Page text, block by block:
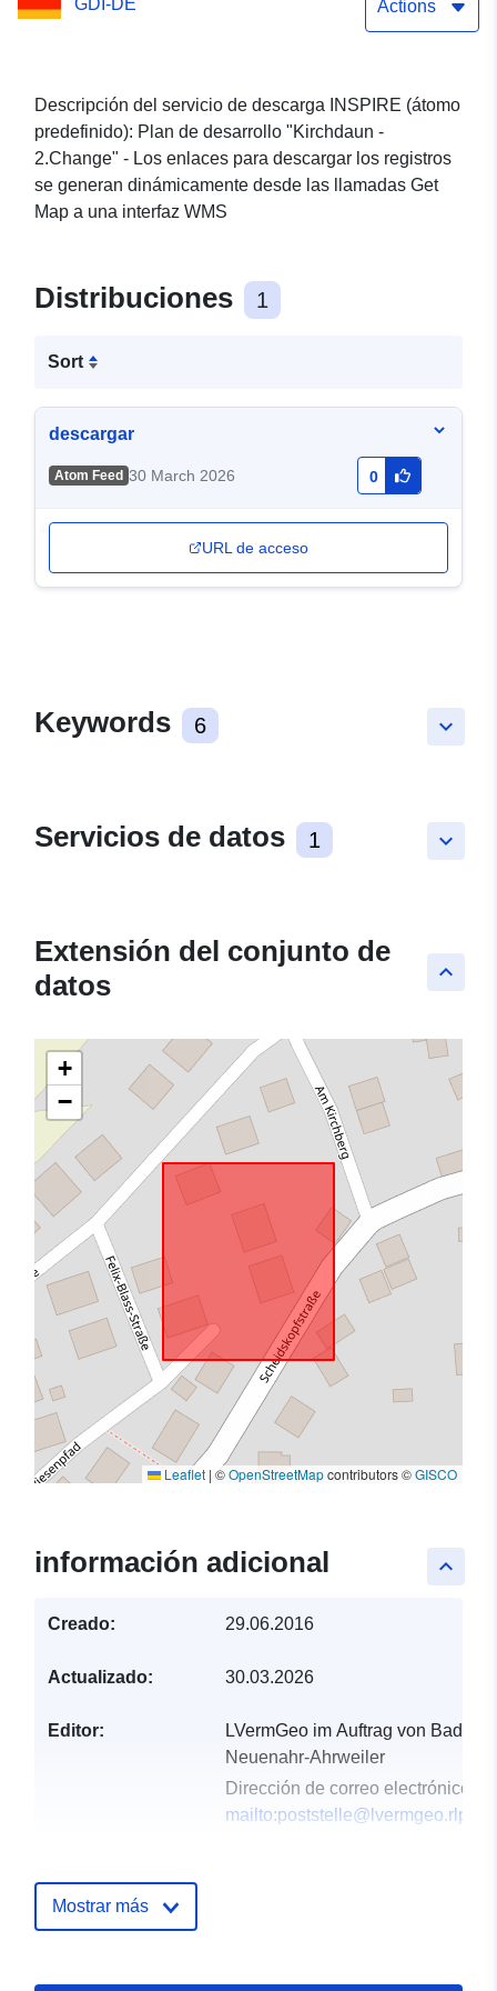
Actions
Descripción del servicio de descarga INSPIRE (átomo
predefinido): Plan de desarrollo "Kirchdaun -
2.Change" - Los enlaces para descargar los registros
se generan dinámicamente desde las llamadas Get
Map a una interfaz WMS
Distribuciones 1
Sort
descargar
Atom Feed 30 March 2026 0
URL de acceso
keyboard_arrow_down
Keywords 6
keyboard_arrow_down
Servicios de datos 1
keyboard_arrow_up
Extensión del conjunto de
datos
+
−
Leaflet | ©OpenStreetMapcontributors ©GISCO
keyboard_arrow_up
información adicional
Creado: 29.06.2016
Actualizado: 30.03.2026
Editor:
LVermGeo im Auftrag von Bad
Neuenahr-Ahrweiler
Dirección de correo electrónico:
mailto:poststelle@lvermgeo.rlp.de
catálogo:
Mostrar más